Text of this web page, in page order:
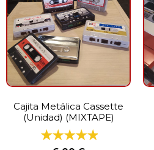
Cajita Metálica Cassette
(Unidad) (MIXTAPE)